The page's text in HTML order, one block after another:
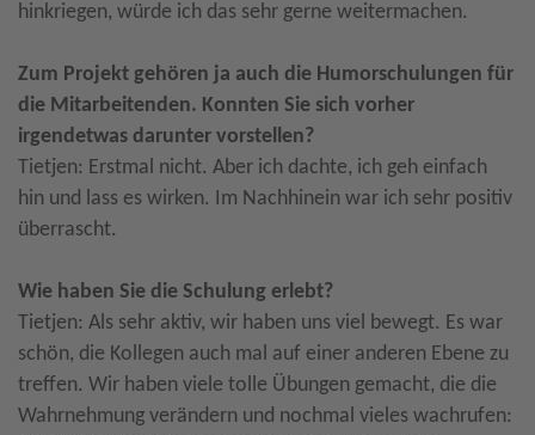
hinkriegen, würde ich das sehr gerne weitermachen.
Zum Projekt gehören ja auch die Humorschulungen für
die Mitarbeitenden. Konnten Sie sich vorher
irgendetwas darunter vorstellen?
Tietjen: Erstmal nicht. Aber ich dachte, ich geh einfach
hin und lass es wirken. Im Nachhinein war ich sehr positiv
überrascht.
Wie haben Sie die Schulung erlebt?
Tietjen: Als sehr aktiv, wir haben uns viel bewegt. Es war
schön, die Kollegen auch mal auf einer anderen Ebene zu
treffen. Wir haben viele tolle Übungen gemacht, die die
Wahrnehmung verändern und nochmal vieles wachrufen: